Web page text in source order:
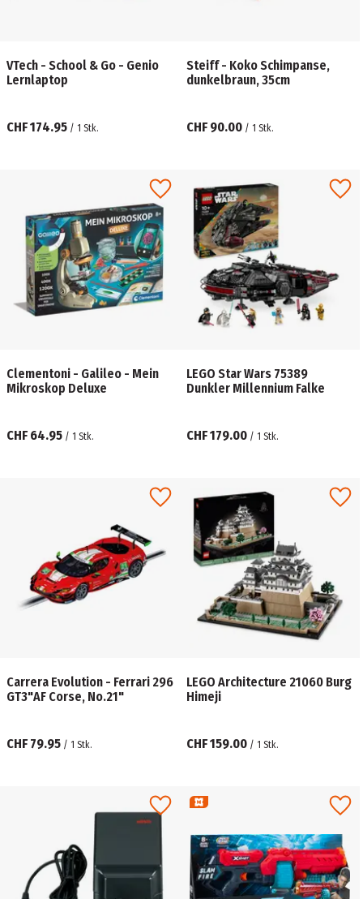
VTech - School & Go - Genio
Lernlaptop
CHF 174.95 / 1 Stk.
Steiff - Koko Schimpanse,
dunkelbraun, 35cm
CHF 90.00 / 1 Stk.
Clementoni - Galileo - Mein
Mikroskop Deluxe
CHF 64.95 / 1 Stk.
LEGO Star Wars 75389
Dunkler Millennium Falke
CHF 179.00 / 1 Stk.
Carrera Evolution - Ferrari 296
GT3"AF Corse, No.21"
CHF 79.95 / 1 Stk.
LEGO Architecture 21060 Burg
Himeji
CHF 159.00 / 1 Stk.